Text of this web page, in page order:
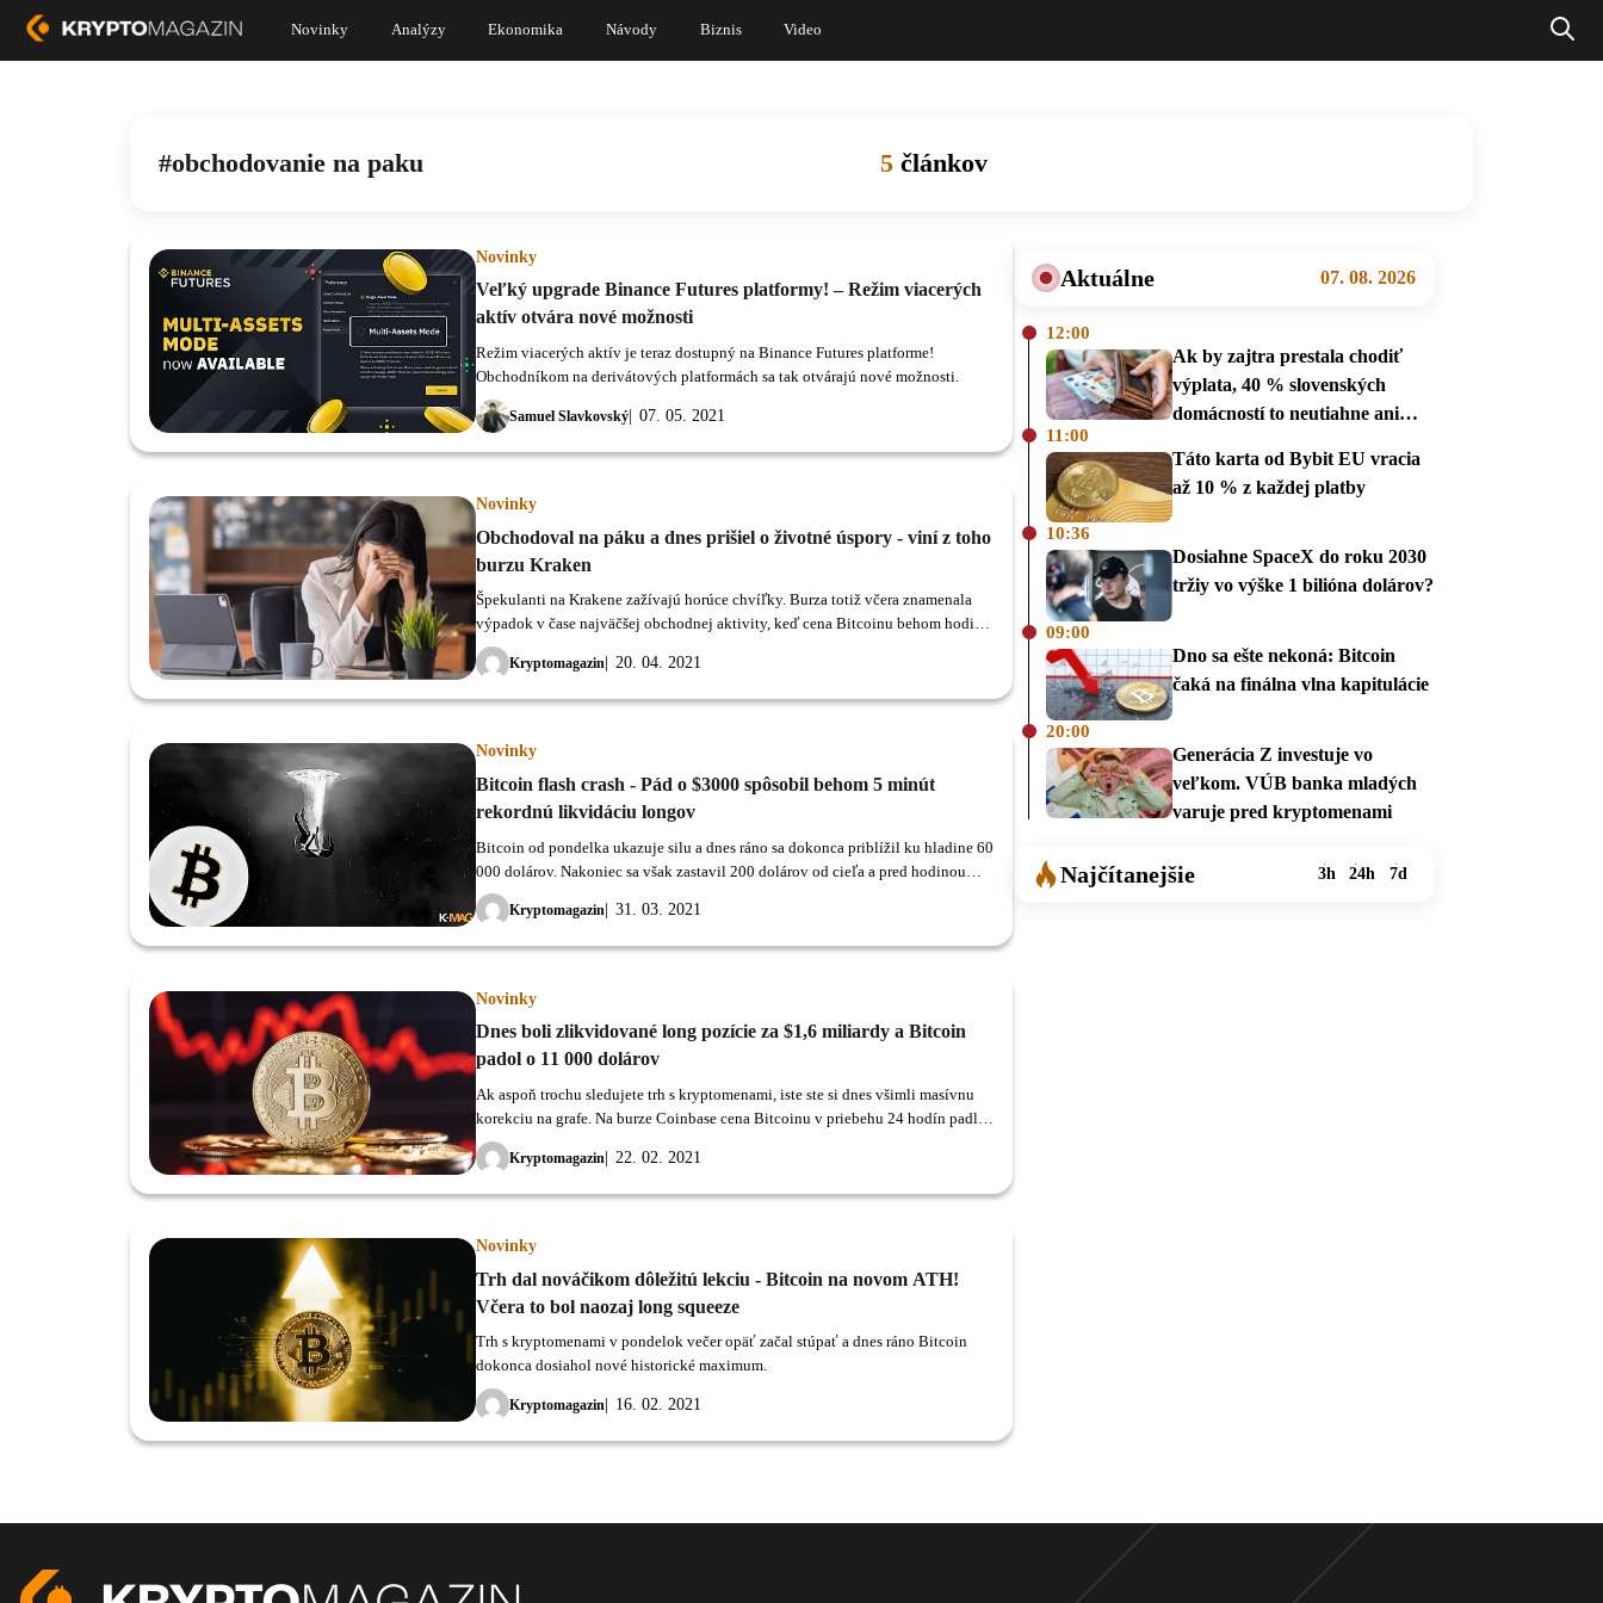
Novinky Analýzy Ekonomika Návody Biznis Video
obchodovanie na paku 5 článkov
Novinky
Veľký upgrade Binance Futures platformy! – Režim viacerých
aktív otvára nové možnosti
Samuel Slavkovský 07. 05. 2021
Režim viacerých aktív je teraz dostupný na Binance Futures platforme!
Obchodníkom na derivátových platformách sa tak otvárajú nové možnosti.
Novinky
Obchodoval na páku a dnes prišiel o životné úspory - viní z toho
burzu Kraken
Kryptomagazin 20. 04. 2021
Špekulanti na Krakene zažívajú horúce chvíľky. Burza totiž včera znamenala
výpadok v čase najväčšej obchodnej aktivity, keď cena Bitcoinu behom hodiny
padla o 7500 dolárov.
Novinky
Bitcoin flash crash - Pád o $3000 spôsobil behom 5 minút
rekordnú likvidáciu longov
Kryptomagazin 31. 03. 2021
Bitcoin od pondelka ukazuje silu a dnes ráno sa dokonca priblížil ku hladine 60
000 dolárov. Nakoniec sa však zastavil 200 dolárov od cieľa a pred hodinou
behom piatich minút padol o 3000 USD.
Novinky
Dnes boli zlikvidované long pozície za $1,6 miliardy a Bitcoin
padol o 11 000 dolárov
Kryptomagazin 22. 02. 2021
Ak aspoň trochu sledujete trh s kryptomenami, iste ste si dnes všimli masívnu
korekciu na grafe. Na burze Coinbase cena Bitcoinu v priebehu 24 hodín padla
z historického maxima 58 331 dolárov na lokálne minimum 46 700 dolárov.
Novinky
Trh dal nováčikom dôležitú lekciu - Bitcoin na novom ATH!
Včera to bol naozaj long squeeze
Kryptomagazin 16. 02. 2021
Trh s kryptomenami v pondelok večer opäť začal stúpať a dnes ráno Bitcoin
dokonca dosiahol nové historické maximum.
Aktuálne 07. 08. 2026
12:00
Ak by zajtra prestala chodiť
výplata, 40 % slovenských
domácností to neutiahne ani
11:00
Táto karta od Bybit EU vracia
až 10 % z každej platby
10:36
Dosiahne SpaceX do roku 2030
tržiy vo výške 1 bilióna dolárov?
09:00
Dno sa ešte nekoná: Bitcoin
čaká na finálna vlna kapitulácie
20:00
Generácia Z investuje vo
veľkom. VÚB banka mladých
varuje pred kryptomenami
Najčítanejšie 3h 24h 7d